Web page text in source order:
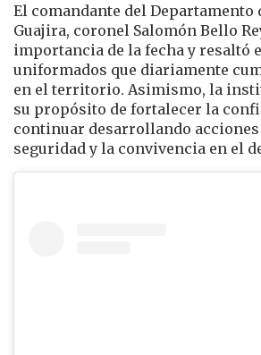
El comandante del Departamento
Guajira, coronel Salomón Bello
importancia de la fecha y resaltó
uniformados que diariamente
en el territorio. Asimismo, la
su propósito de fortalecer la
continuar desarrollando acciones
seguridad y la convivencia en el